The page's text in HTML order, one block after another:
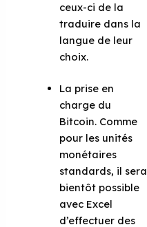
ceux-ci de la
traduire dans la
langue de leur
choix.
La prise en
charge du
Bitcoin. Comme
pour les unités
monétaires
standards, il sera
bientôt possible
avec Excel
d’effectuer des